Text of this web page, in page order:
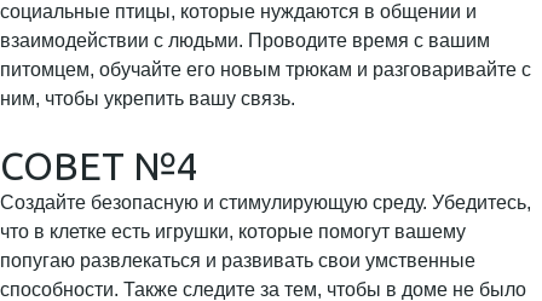
социальные птицы, которые нуждаются в общении и
взаимодействии с людьми. Проводите время с вашим
питомцем, обучайте его новым трюкам и разговаривайте с
ним, чтобы укрепить вашу связь.
СОВЕТ №4
Создайте безопасную и стимулирующую среду. Убедитесь,
что в клетке есть игрушки, которые помогут вашему
попугаю развлекаться и развивать свои умственные
способности. Также следите за тем, чтобы в доме не было